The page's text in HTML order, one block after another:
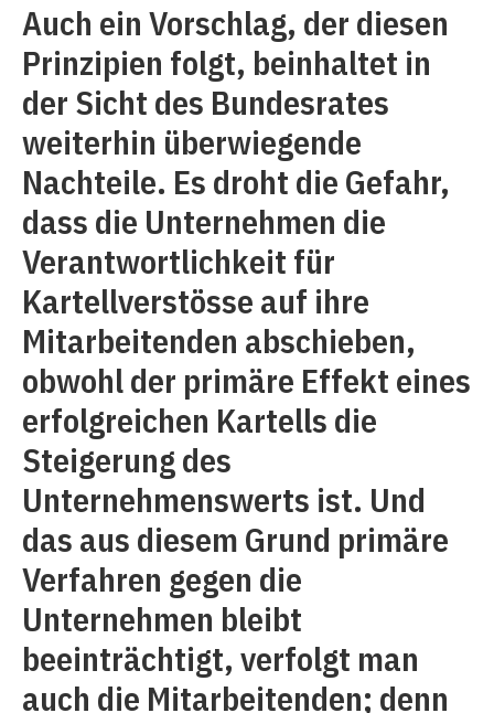
Auch ein Vorschlag, der diesen
Prinzipien folgt, beinhaltet in
der Sicht des Bundesrates
weiterhin überwiegende
Nachteile. Es droht die Gefahr,
dass die Unternehmen die
Verantwortlichkeit für
Kartellverstösse auf ihre
Mitarbeitenden abschieben,
obwohl der primäre Effekt eines
erfolgreichen Kartells die
Steigerung des
Unternehmenswerts ist. Und
das aus diesem Grund primäre
Verfahren gegen die
Unternehmen bleibt
beeinträchtigt, verfolgt man
auch die Mitarbeitenden; denn